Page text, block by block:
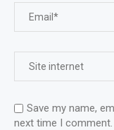
Save my name,
next time I comment.